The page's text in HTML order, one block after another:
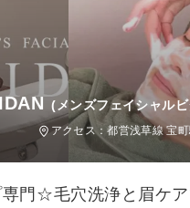
(メンズフェイシャル
アクセス：都営浅草線 宝
門☆毛穴洗浄と眉ケ